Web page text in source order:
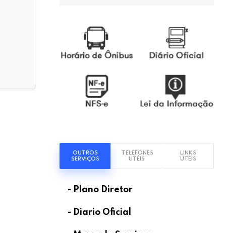
OUTROS
SERVIÇOS
TELEFONES
UTÉIS
LINKS
UTÉIS
- Plano Diretor
- Diario Oficial